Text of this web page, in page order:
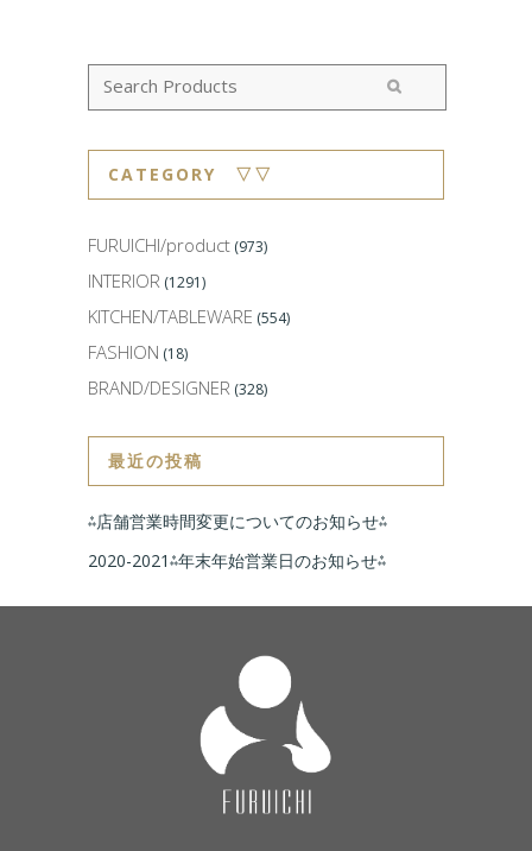
CATEGORY ▽▽
FURUICHI/product (973)
INTERIOR (1291)
KITCHEN/TABLEWARE (554)
FASHION (18)
BRAND/DESIGNER (328)
最近の投稿
⁂店舗営業時間変更についてのお知らせ⁂
2020-2021⁂年末年始営業日のお知らせ⁂